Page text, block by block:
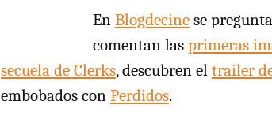
En Blogdecine se
comentan las primeras
secuela de Clerks, descubren el trailer
embobados con Perdidos.